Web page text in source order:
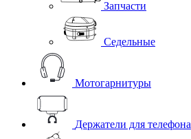
Запчасти
Седельные
Мотогарнитуры
Держатели для телефона